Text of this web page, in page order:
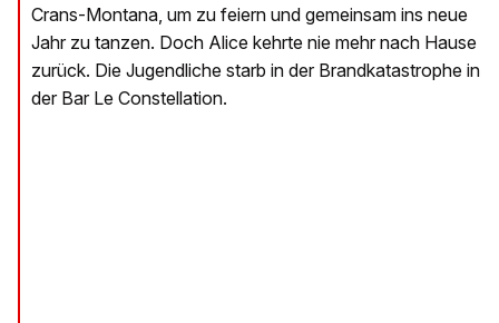
Crans-Montana, um zu feiern und gemeinsam ins neue
Jahr zu tanzen. Doch Alice kehrte nie mehr nach Hause
zurück. Die Jugendliche starb in der Brandkatastrophe in
der Bar Le Constellation.